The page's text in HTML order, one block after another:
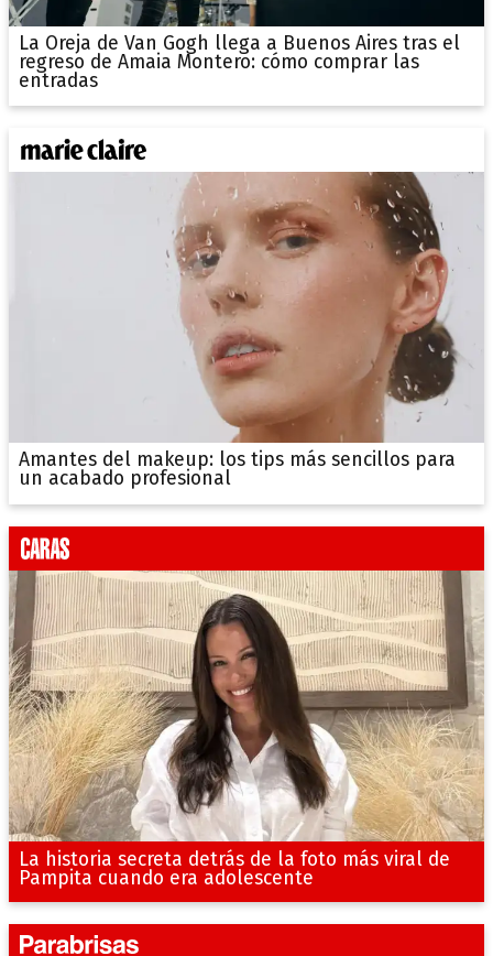
La Oreja de Van Gogh llega a Buenos Aires tras el
regreso de Amaia Montero: cómo comprar las
entradas
Amantes del makeup: los tips más sencillos para
un acabado profesional
La historia secreta detrás de la foto más viral de
Pampita cuando era adolescente